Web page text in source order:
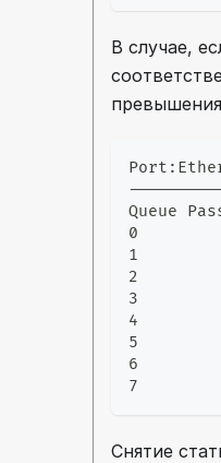
В случае,
Queue
0
1
2
3
4
5
6
7
Снятие